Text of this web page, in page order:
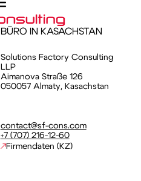
BÜRO IN KASACHSTAN
Solutions Factory Consulting
LLP
Aimanova Straße 126
050057 Almaty, Kasachstan
contact@sf-cons.com
+7 (707) 216-12-60
Firmendaten (KZ)